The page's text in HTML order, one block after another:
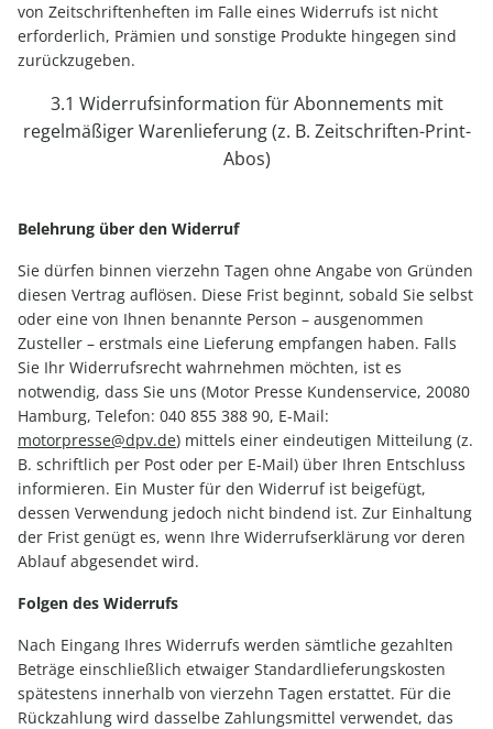
von Zeitschriftenheften im Falle eines Widerrufs ist nicht
erforderlich, Prämien und sonstige Produkte hingegen sind
zurückzugeben.
3.1 Widerrufsinformation für Abonnements mit
regelmäßiger Warenlieferung (z. B. Zeitschriften-Print-
Abos)
Belehrung über den Widerruf
Sie dürfen binnen vierzehn Tagen ohne Angabe von Gründen
diesen Vertrag auflösen. Diese Frist beginnt, sobald Sie selbst
oder eine von Ihnen benannte Person – ausgenommen
Zusteller – erstmals eine Lieferung empfangen haben. Falls
Sie Ihr Widerrufsrecht wahrnehmen möchten, ist es
notwendig, dass Sie uns (Motor Presse Kundenservice, 20080
Hamburg, Telefon: 040 855 388 90, E-Mail:
motorpresse@dpv.de) mittels einer eindeutigen Mitteilung (z.
B. schriftlich per Post oder per E-Mail) über Ihren Entschluss
informieren. Ein Muster für den Widerruf ist beigefügt,
dessen Verwendung jedoch nicht bindend ist. Zur Einhaltung
der Frist genügt es, wenn Ihre Widerrufserklärung vor deren
Ablauf abgesendet wird.
Folgen des Widerrufs
Nach Eingang Ihres Widerrufs werden sämtliche gezahlten
Beträge einschließlich etwaiger Standardlieferungskosten
spätestens innerhalb von vierzehn Tagen erstattet. Für die
Rückzahlung wird dasselbe Zahlungsmittel verwendet, das